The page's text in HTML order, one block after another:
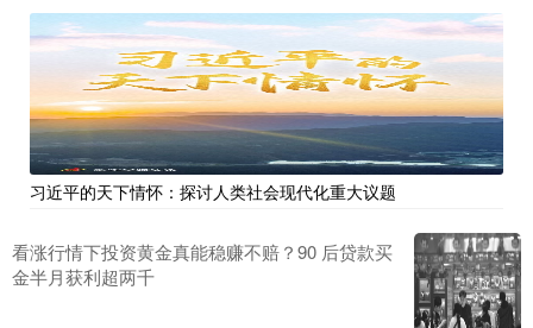
习近平的天下情怀：探讨人类社会现代化重大议题
看涨行情下投资黄金真能稳赚不赔？90 后贷款买
金半月获利超两千